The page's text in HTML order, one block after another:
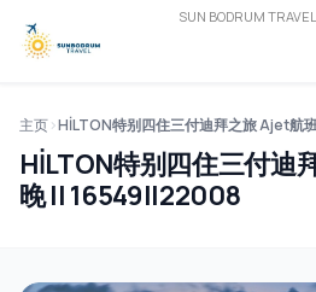
SUN BODRUM
主页 HİLTON特别四住三付迪拜之旅 Ajet航
HİLTON特别四住三付迪
晚 || 16549||22008